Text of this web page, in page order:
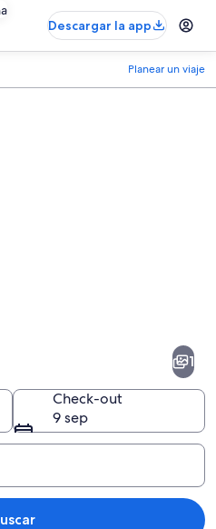
Descargar la app
Planear un viaje
Paisaje montañoso con una persona
1
Check-out
9 sep